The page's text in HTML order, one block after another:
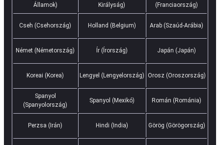
Államok)
Királyság)
(Franciaország)
Cseh (Csehország) Holland (Belgium) Arab (Szaúd-Arábia)
Német (Németország) Ír (Írország) Japán (Japán)
Koreai (Korea) Lengyel (Lengyelország) Orosz (Oroszország)
Spanyol
(Spanyolország)
Spanyol (Mexikó) Román (Románia)
Perzsa (Irán) Hindi (India) Görög (Görögország)